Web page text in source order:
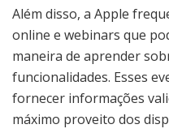
Além disso, a Apple
online e webinars que
maneira de aprender
funcionalidades. Esses
fornecer informações
máximo proveito dos